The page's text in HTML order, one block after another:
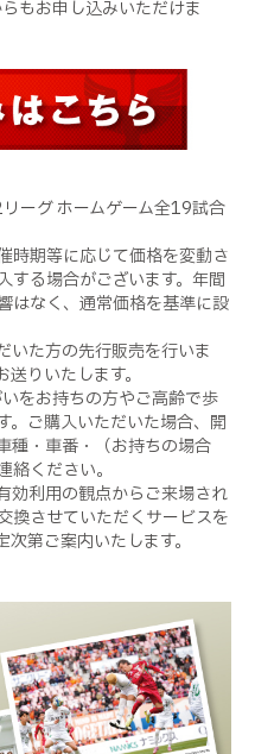
もお申し込みいただけま
ーグ ホームゲーム全19試合
時期等に応じて価格を変動さ
する場合がございます。年間
はなく、通常価格を基準に設
た方の先行販売を行いま
りいたします。
をお持ちの方やご高齢で歩
。ご購入いただいた場合、開
種・車番・（お持ちの場合
ください。
効利用の観点からご来場され
換させていただくサービスを
第ご案内いたします。